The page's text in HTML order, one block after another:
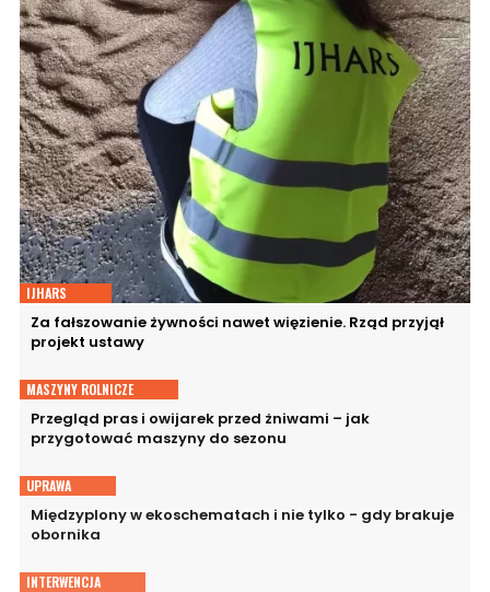
IJHARS
Za fałszowanie żywności nawet więzienie. Rząd przyjął
projekt ustawy
MASZYNY ROLNICZE
Przegląd pras i owijarek przed żniwami – jak
przygotować maszyny do sezonu
UPRAWA
Międzyplony w ekoschematach i nie tylko - gdy brakuje
obornika
INTERWENCJA